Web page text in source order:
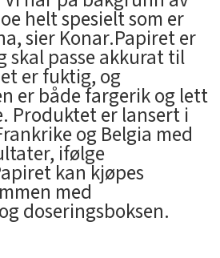
helt spesielt som er
sier Konar.Papiret er
passe akkurat til
er fuktig, og
er både fargerik og lett
Produktet er lansert i
og Belgia med
ifølge
kan kjøpes
med
doseringsboksen.